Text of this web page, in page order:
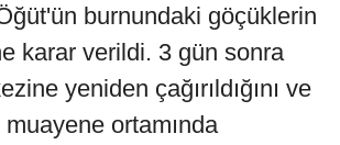
burnundaki göçüklerin
karar verildi. 3 gün sonra
yeniden çağırıldığını ve
ortamında